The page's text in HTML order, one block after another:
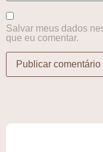
Salvar meus dados
que eu comentar.